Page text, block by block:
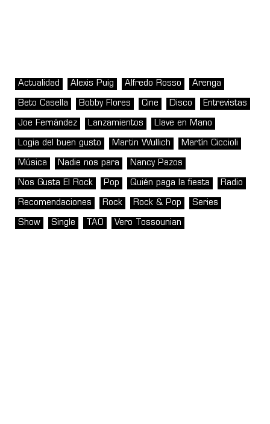
Actualidad Alexis Puig Alfredo Rosso Arenga
Beto Casella Bobby Flores Cine Disco Entrevistas
Joe Fernández Lanzamientos Llave en Mano
Logia del buen gusto Martin Wullich Martín Ciccioli
Música Nadie nos para Nancy Pazos
Nos Gusta El Rock Pop Quién paga la fiesta Radio
Recomendaciones Rock Rock & Pop Series
Show Single TAO Vero Tossounian